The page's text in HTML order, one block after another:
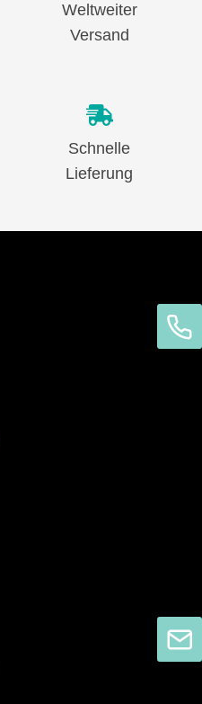
Weltweiter
Versand
Schnelle
Lieferung